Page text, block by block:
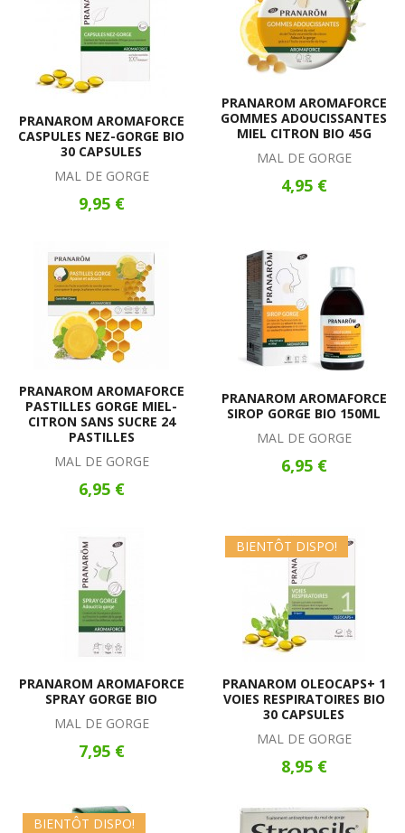
PRANAROM AROMAFORCE
CASPULES NEZ-GORGE BIO
30 CAPSULES
MAL DE GORGE
9,95 €
PRANAROM AROMAFORCE
GOMMES ADOUCISSANTES
MIEL CITRON BIO 45G
MAL DE GORGE
4,95 €
PRANAROM AROMAFORCE
PASTILLES GORGE MIEL-
CITRON SANS SUCRE 24
PASTILLES
MAL DE GORGE
6,95 €
PRANAROM AROMAFORCE
SIROP GORGE BIO 150ML
MAL DE GORGE
6,95 €
PRANAROM AROMAFORCE
SPRAY GORGE BIO
MAL DE GORGE
7,95 €
BIENTÔT DISPO!
PRANAROM OLEOCAPS+ 1
VOIES RESPIRATOIRES BIO
30 CAPSULES
MAL DE GORGE
8,95 €
BIENTÔT DISPO!